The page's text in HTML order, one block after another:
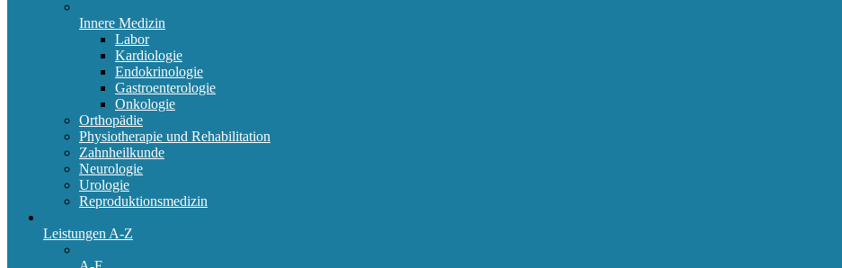
Innere Medizin
Labor
Kardiologie
Endokrinologie
Gastroenterologie
Onkologie
Orthopädie
Physiotherapie und Rehabilitation
Zahnheilkunde
Neurologie
Urologie
Reproduktionsmedizin
Leistungen A-Z